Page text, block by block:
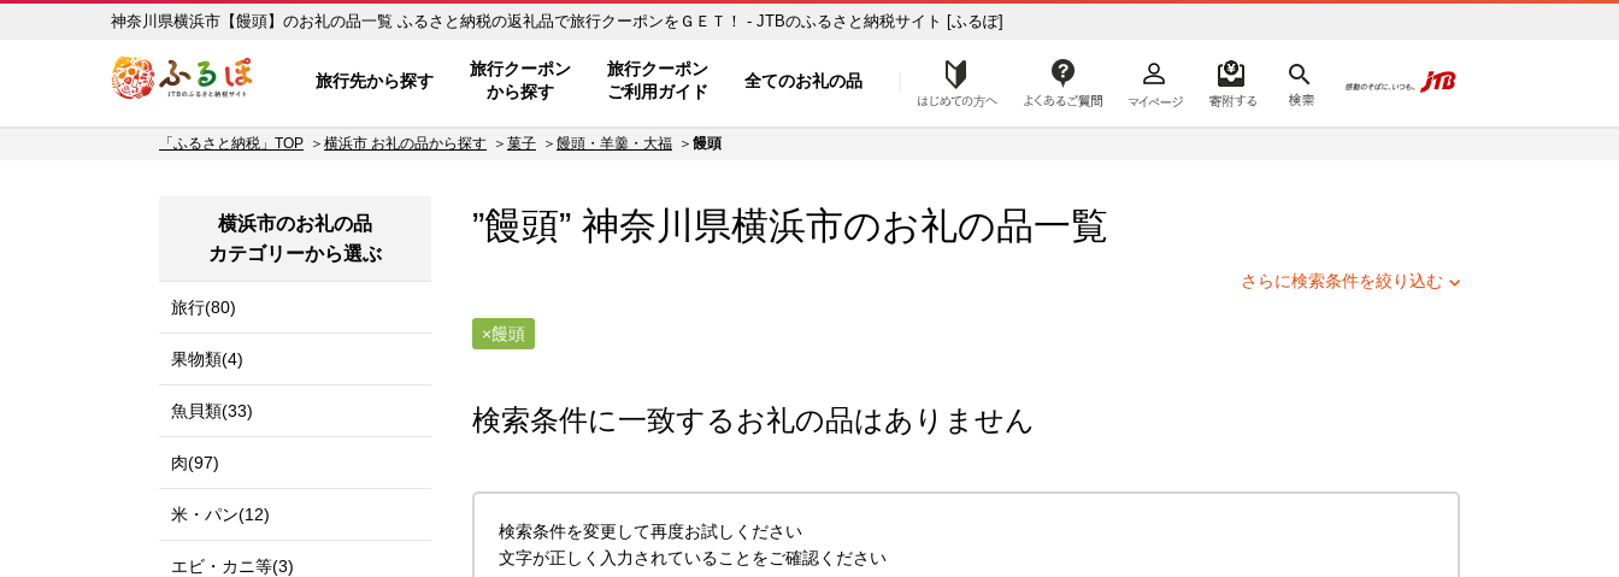
神奈川県横浜市【饅頭】のお礼の品一覧 ふるさと納税の返礼品で旅行クーポンをＧＥＴ！ - JTBのふるさと納税サイト [ふるぽ]
旅行先から探す
旅行クーポン
から探す
旅行クーポン
ご利用ガイド
全てのお礼の品 はじめての方へ
「ふるさと納税」TOP 横浜市 お礼の品から探す 菓子 饅頭・羊羹・大福 饅頭
”饅頭” 神奈川県横浜市のお礼の品一覧
さらに検索条件を絞り込む
饅頭
検索条件に一致するお礼の品はありません
検索条件を変更して再度お試しください
文字が正しく入力されていることをご確認ください
横浜市のお礼の品
カテゴリーから選ぶ
旅行(80)
果物類(4)
魚貝類(33)
肉(97)
米・パン(12)
エビ・カニ等(3)